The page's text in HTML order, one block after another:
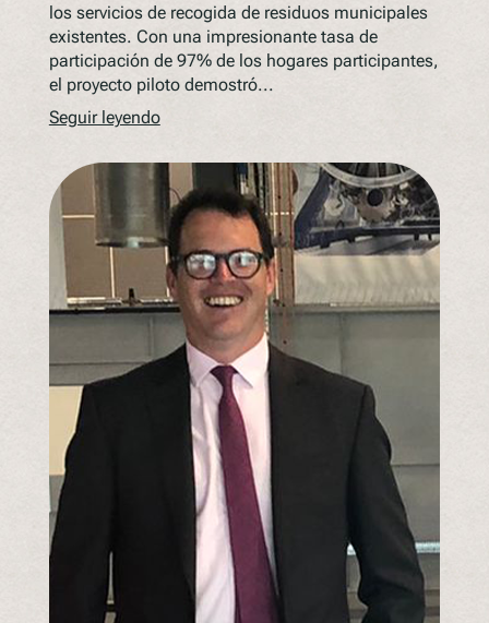
los servicios de recogida de residuos municipales
existentes. Con una impresionante tasa de
participación de 97% de los hogares participantes,
el proyecto piloto demostró...
Seguir leyendo